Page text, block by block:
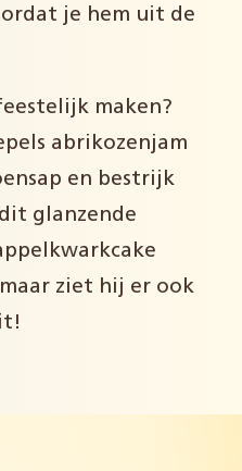
je hem uit de
maken?
abrikozenjam
en bestrijk
glanzende
ziet hij er ook